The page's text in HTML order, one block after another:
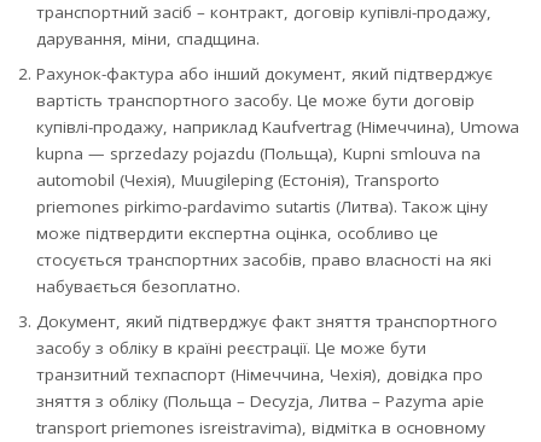
транспортний засіб – контракт, договір купівлі-продажу,
дарування, міни, спадщина.
Рахунок-фактура або інший документ, який підтверджує
вартість транспортного засобу. Це може бути договір
купівлі-продажу, наприклад Kaufvertrag (Німеччина), Umowa
kupna — sprzedazy pojazdu (Польща), Kupni smlouva na
automobil (Чехія), Muugileping (Естонія), Transporto
priemones pirkimo-pardavimo sutartis (Литва). Також ціну
може підтвердити експертна оцінка, особливо це
стосується транспортних засобів, право власності на які
набувається безоплатно.
Документ, який підтверджує факт зняття транспортного
засобу з обліку в країні реєстрації. Це може бути
транзитний техпаспорт (Німеччина, Чехія), довідка про
зняття з обліку (Польща – Decyzja, Литва – Pazyma apie
transport priemones isreistravima), відмітка в основному